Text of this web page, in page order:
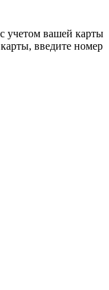
учетом вашей карты
введите номер